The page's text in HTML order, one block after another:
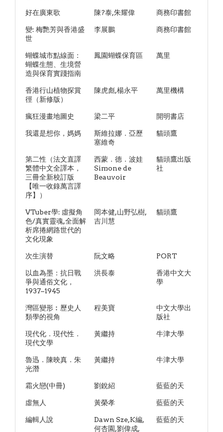
好在廣東歌 陳?泰,朱耀偉 商務印書館
變: 梅艷芳與香港盛
世
李展鵬 商務印書館
蝴蝶城市點線面：
蝴蝶生態、生境營
造與保育實踐指南
鳳園蝴蝶保育區 萬里
香港行山植物探賞
徑（新修版）
陳虎彪,楊永平 萬里機構
瘋狂漫畫地圖史 梁二平 開明書店
我還是想你，媽媽
斯維拉娜．亞歷
塞維奇
貓頭鷹
第二性（法文直譯
繁體中文全譯本，
三冊全新校訂版
【唯一收錄萬言譯
序】）
西蒙．德．波娃
Simone de
Beauvoir
貓頭鷹出版
社
VTuber學: 虛擬角
色/真實靈魂,全面解
析席捲網路世代的
文化現象
岡本健,山野弘樹,
吉川慧
貓頭鷹
次生演替 阮文略 PORT
以血為墨：抗日戰
爭與通俗文化，
1937–1945
洪長泰
香港中文大
學
灣區變形︰歷史人
類學的視角
程美寶
中文大學出
版社
現代化．現代性．
現代文學
黃繼持 牛津大學
魯迅．陳映真．朱
光潛
黃繼持 牛津大學
霜火戀(中冊) 劉銳紹 藍藍的天
虛無人 黃榮孝 藍藍的天
編輯人說
Dawn Sze,K編,
何杏園,劉偉成,
藍藍的天